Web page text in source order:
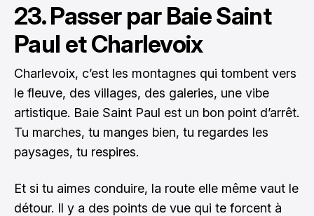
23. Passer par Baie Saint
Paul et Charlevoix
Charlevoix, c’est les montagnes qui tombent vers
le fleuve, des villages, des galeries, une vibe
artistique. Baie Saint Paul est un bon point d’arrêt.
Tu marches, tu manges bien, tu regardes les
paysages, tu respires.
Et si tu aimes conduire, la route elle même vaut le
détour. Il y a des points de vue qui te forcent à